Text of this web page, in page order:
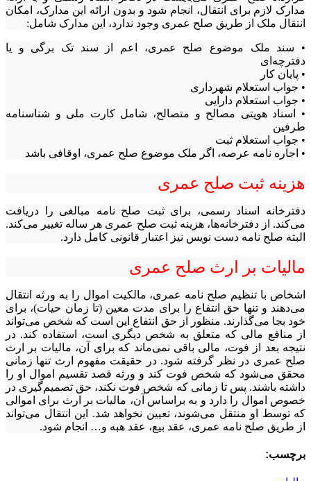
مدارک لازم برای انتقال، انجام شود و بدون ارائه این مدارک، امکان
انتقال ملک از طریق صلح عمری وجود ندارد، این مدارک شامل:
• سند ملک موضوع صلح عمری، اعم از سند تک برگی و یا
دفترچه‌ای
• پایان کار
• جواب استعلام شهرداری
• جواب استعلام دارایی
• اسناد هویتی مصالح و متصالح، شامل کارت ملی و شناسنامه
طرفین
• جواب استعلام ثبت
• اجاره نامه عرصه، اگر ملک موضوع صلح عمری، اوقافی باشد
هزینه ثبت صلح عمری
دفترخانه اسناد رسمی، برای ثبت صلح نامه مبالغی را دریافت
می‌کند. از دفترخانه‌ها، هزینه ثبت صلح عمری هر ساله تغییر می‌کند.
البته صلح نامه دست نویس نیز اعتبار قانونی کامل دارد.
مالیات بر ارث صلح عمری
اشخاص با تنظیم صلح نامه عمری، مالکیت اموال را به ورثه انتقال
می‌دهند و تنها حق انتفاع را برای مدت معین (تا زمان حیات)، برای
خود بجا می‌گذارند. منظور از حق انتفاع این است که شخص می‌تواند
از منافع مالی که متعلق به شخص دیگری است، استفاده کند. در
نتیجه بعد از فوت، مالی باقی نمی‌ماند که برای آن، مالیات بر ارث
صلح عمری در نظر گرفته شود. در حقیقت مفهوم ارث تنها زمانی
محقق می‌شود که شخص فوت کند و ورثه قصد تقسیم اموال او را
داشته باشند. پس تا زمانی که شخص فوت نکند، حق تصمیم‌گیری در
خصوص اموال را دارد و به براساس آن، مالیات بر ارث برای اموالی
که توسط او منتقل می‌شوند، تعیین نخواهد شد. این انتقال می‌تواند
از طریق صلح نامه عمری، عقد بیع، عقد هبه و… انجام شود.
برچسب: